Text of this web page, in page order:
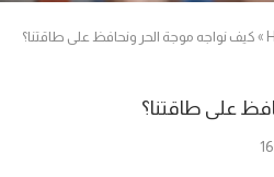
» كيف نواجه موجة الحر ونحافظ على طاقتنا؟
على طاقتنا؟